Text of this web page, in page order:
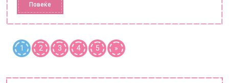
Повеќе
1 2 3 4 5 »